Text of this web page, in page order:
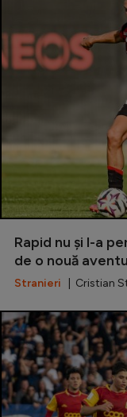
CM
Rapid nu și l-a
de o nouă
Stranieri | Cristian